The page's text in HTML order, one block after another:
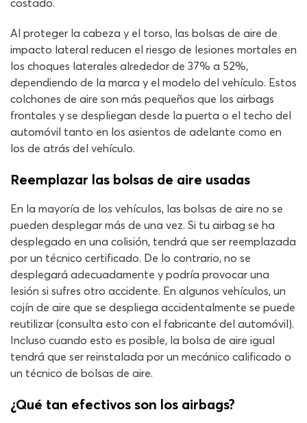
costado.
Al proteger la cabeza y el torso, las bolsas de aire de
impacto lateral reducen el riesgo de lesiones mortales en
los choques laterales alrededor de 37% a 52%,
dependiendo de la marca y el modelo del vehículo. Estos
colchones de aire son más pequeños que los airbags
frontales y se despliegan desde la puerta o el techo del
automóvil tanto en los asientos de adelante como en
los de atrás del vehículo.
Reemplazar las bolsas de aire usadas
En la mayoría de los vehículos, las bolsas de aire no se
pueden desplegar más de una vez. Si tu airbag se ha
desplegado en una colisión, tendrá que ser reemplazada
por un técnico certificado. De lo contrario, no se
desplegará adecuadamente y podría provocar una
lesión si sufres otro accidente. En algunos vehículos, un
cojín de aire que se despliega accidentalmente se puede
reutilizar (consulta esto con el fabricante del automóvil).
Incluso cuando esto es posible, la bolsa de aire igual
tendrá que ser reinstalada por un mecánico calificado o
un técnico de bolsas de aire.
¿Qué tan efectivos son los airbags?